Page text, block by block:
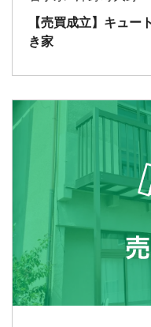
【売買成立】キュ
き家